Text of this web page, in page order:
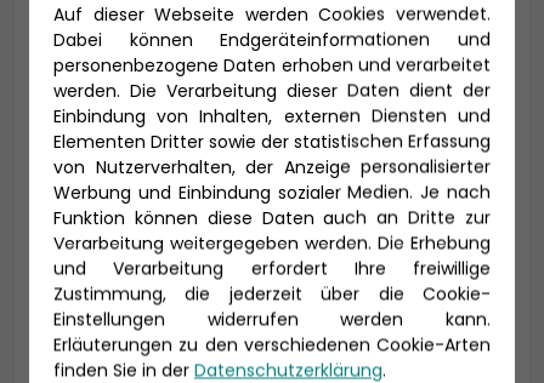
Titel
Vorname * Nachname *
E-Mail *
Auf dieser Webseite werden Cookies verwendet.
Dabei können Endgeräteinformationen und
personenbezogene Daten erhoben und verarbeitet
werden. Die Verarbeitung dieser Daten dient der
Einbindung von Inhalten, externen Diensten und
Elementen Dritter sowie der statistischen Erfassung
von Nutzerverhalten, der Anzeige personalisierter
Werbung und Einbindung sozialer Medien. Je nach
Funktion können diese Daten auch an Dritte zur
Verarbeitung weitergegeben werden. Die Erhebung
und Verarbeitung erfordert Ihre freiwillige
Zustimmung, die jederzeit über die Cookie-
Einstellungen widerrufen werden kann.
Erläuterungen zu den verschiedenen Cookie-Arten
finden Sie in der Datenschutzerklärung.